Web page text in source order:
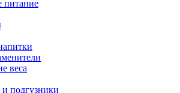
питание
веса
подгузники